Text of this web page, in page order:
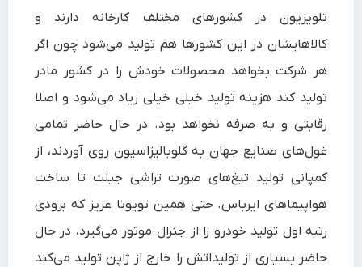
تلویزیون در کشورهای مختلف کارخانه دارند و
کالاهایشان در این کشورها هم تولید می‌شود چون اگر
هر شرکت بخواهد محصولات خودش را در کشور مادر
تولید کند هزینه تولید خیلی خیلی زیاد می‌شود و اصلا
رقابتی و به صرفه نخواهد بود. در حال حاضر تمامی
غول‌های صنایع جهان به گلوبالیزاسیون روی آوردند، از
کمپانی تولید تیغ‌های صورت تراشی جیلت تا ساخت
هواپیماهای ایرباس. حتی همین تویوتا عزیز که بزودی
رتبه اول تولید خودرو را از جنرال موتور می‌گیرد، در حال
حاضر بسیاری از تولیداتش را خارج از ژاپن تولید می‌کند